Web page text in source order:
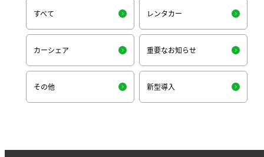
すべて レンタカー
カーシェア 重要なお知らせ
その他 新型導入